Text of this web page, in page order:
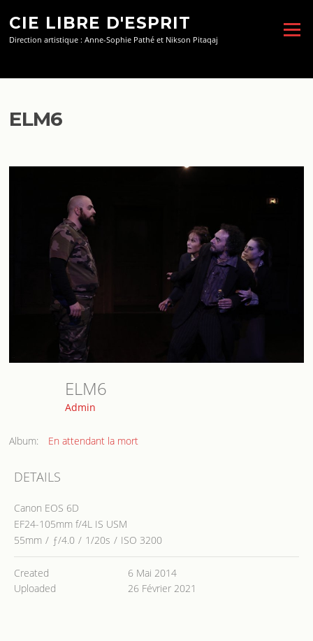
contenu
CIE LIBRE D'ESPRIT
Direction artistique : Anne-Sophie Pathé et Nikson Pitaqaj
Menu
ELM6
ELM6
Admin
Album: En attendant la mort
DETAILS
Canon EOS 6D
EF24-105mm f/4L IS USM
55mm / ƒ/4.0 / 1/20s / ISO 3200
Created
6 Mai 2014
Uploaded
26 Février 2021